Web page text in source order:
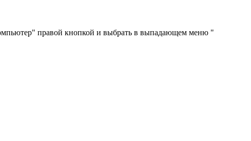
правой кнопкой и выбрать в выпадающем меню "